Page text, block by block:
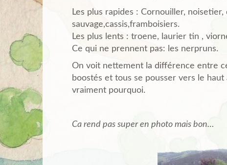
Les plus rapides : Cornouiller,
sauvage,cassis,framboisiers.
Les plus lents : troene, laurier tin ,
Ce qui ne prennent pas: les nerpruns.
On voit nettement la différence entre
boostés et tous se pousser vers le haut
vraiment pourquoi.
Ca rend pas super en photo mais bon…